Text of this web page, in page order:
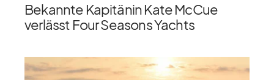
Bekannte Kapitänin Kate McCue
verlässt Four Seasons Yachts